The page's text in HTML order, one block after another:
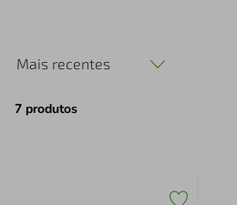
Mais recentes
7 produtos
perfume
4º air fryer